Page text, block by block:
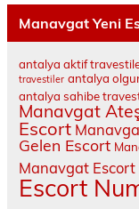
Manavgat Yeni
antalya aktif
travestiler antalya
antalya sahibe
Manavgat
Escort
Gelen Escort
Manavgat Escort
Escort